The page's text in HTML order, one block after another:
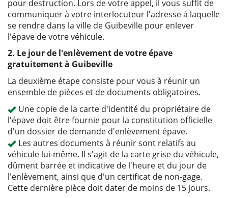
pour destruction. Lors de votre appel, il vous suffit de
communiquer à votre interlocuteur l'adresse à laquelle
se rendre dans la ville de Guibeville pour enlever
l'épave de votre véhicule.
2. Le jour de l'enlèvement de votre épave
gratuitement à Guibeville
La deuxième étape consiste pour vous à réunir un
ensemble de pièces et de documents obligatoires.
Une copie de la carte d'identité du propriétaire de
l'épave doit être fournie pour la constitution officielle
d'un dossier de demande d'enlèvement épave.
Les autres documents à réunir sont relatifs au
véhicule lui-même. Il s'agit de la carte grise du véhicule,
dûment barrée et indicative de l'heure et du jour de
l'enlèvement, ainsi que d'un certificat de non-gage.
Cette dernière pièce doit dater de moins de 15 jours.